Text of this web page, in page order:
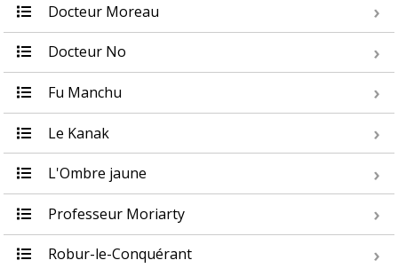
Docteur Moreau
Docteur No
Fu Manchu
Le Kanak
L'Ombre jaune
Professeur Moriarty
Robur-le-Conquérant